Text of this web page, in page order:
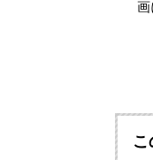
画